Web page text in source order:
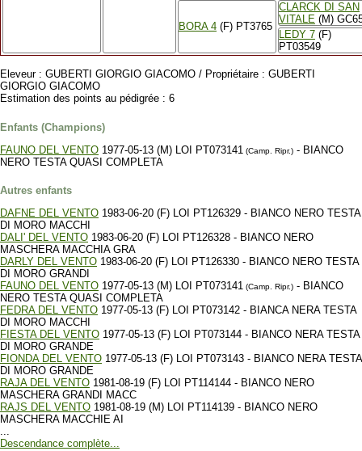
BORA 4 (F) PT3765
CLARCK DI SAN
VITALE (M)
LEDY 7 (F)
PT03549
Eleveur : GUBERTI GIORGIO GIACOMO / Propriétaire : GUBERTI
GIORGIO GIACOMO
Estimation des points au pédigrée : 6
Enfants (Champions)
FAUNO DEL VENTO 1977-05-13 (M) LOI PT073141 (Camp. Ripr.) - BIANCO
NERO TESTA QUASI COMPLETA
Autres enfants
DAFNE DEL VENTO 1983-06-20 (F) LOI PT126329 - BIANCO NERO TESTA
DI MORO MACCHI
DALI' DEL VENTO 1983-06-20 (F) LOI PT126328 - BIANCO NERO
MASCHERA MACCHIA GRA
DARLY DEL VENTO 1983-06-20 (F) LOI PT126330 - BIANCO NERO TESTA
DI MORO GRANDI
FAUNO DEL VENTO 1977-05-13 (M) LOI PT073141 (Camp. Ripr.) - BIANCO
NERO TESTA QUASI COMPLETA
FEDRA DEL VENTO 1977-05-13 (F) LOI PT073142 - BIANCA NERA TESTA
DI MORO MACCHI
FIESTA DEL VENTO 1977-05-13 (F) LOI PT073144 - BIANCO NERA TESTA
DI MORO GRANDE
FIONDA DEL VENTO 1977-05-13 (F) LOI PT073143 - BIANCO NERA TESTA
DI MORO GRANDE
RAJA DEL VENTO 1981-08-19 (F) LOI PT114144 - BIANCO NERO
MASCHERA GRANDI MACC
RAJS DEL VENTO 1981-08-19 (M) LOI PT114139 - BIANCO NERO
MASCHERA MACCHIE AI
...
Descendance complète...